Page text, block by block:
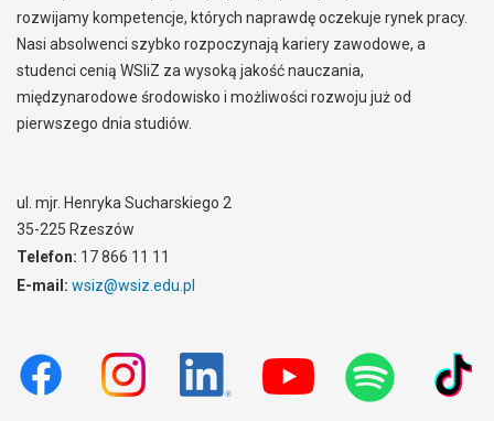
rozwijamy kompetencje, których naprawdę oczekuje rynek pracy.
Nasi absolwenci szybko rozpoczynają kariery zawodowe, a
studenci cenią WSIiZ za wysoką jakość nauczania,
międzynarodowe środowisko i możliwości rozwoju już od
pierwszego dnia studiów.
ul. mjr. Henryka Sucharskiego 2
35-225 Rzeszów
Telefon: 17 866 11 11
E-mail: wsiz@wsiz.edu.pl